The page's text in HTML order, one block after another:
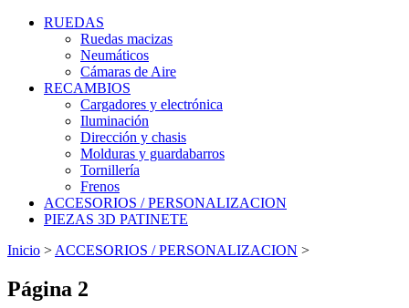
RUEDAS
Ruedas macizas
Neumáticos
Cámaras de Aire
RECAMBIOS
Cargadores y electrónica
Iluminación
Dirección y chasis
Molduras y guardabarros
Tornillería
Frenos
ACCESORIOS / PERSONALIZACION
PIEZAS 3D PATINETE
Inicio > ACCESORIOS / PERSONALIZACION >
Página 2